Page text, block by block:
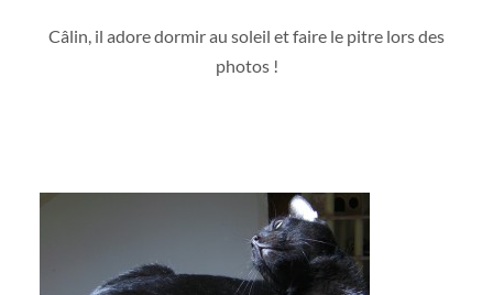
Câlin, il adore dormir au soleil et faire le pitre lors des
photos !